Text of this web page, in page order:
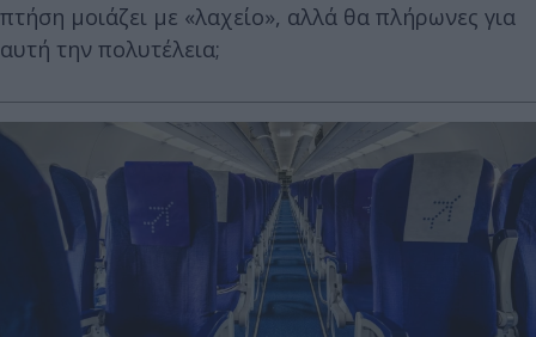
πτήση μοιάζει με «λαχείο», αλλά θα πλήρωνες για
αυτή την πολυτέλεια;